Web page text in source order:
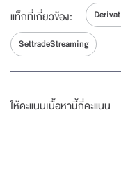
แท็กที่เกี่ยวข้อง:
SettradeStreaming
ให้คะแนนเนื้อหานี้กี่คะแนน